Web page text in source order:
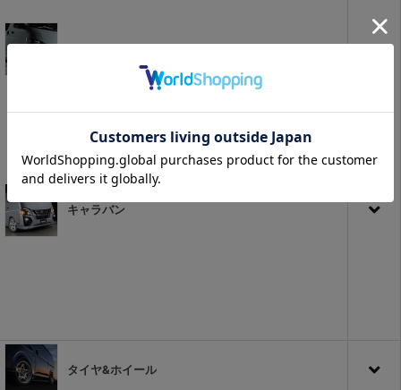
キャラバン
タイヤ&ホイール